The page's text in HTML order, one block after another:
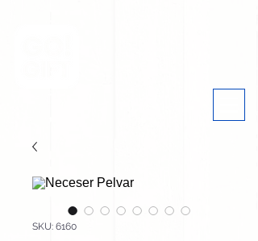
SKU: 6160